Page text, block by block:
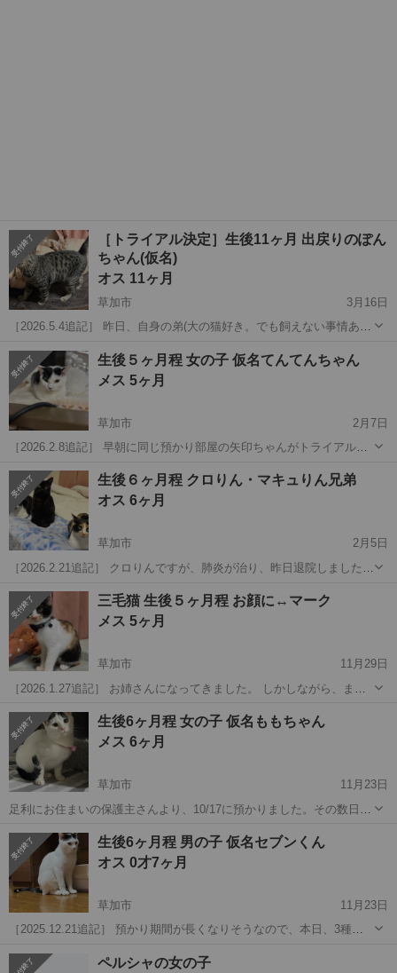
［トライアル決定］生後11ヶ月 出戻りのぽん
ちゃん(仮名)
オス 11ヶ月
草加市
3月16日
［2026.5.4追記］ 昨日、自身の弟(大の猫好き。でも飼えない事情あ
たが、ハーネスとリードをつけ、助手席の主人のひざに乗ったり、後
ろの座席に移動したりしなが...
埼玉 草加市 性格
生後５ヶ月程 女の子 仮名てんてんちゃん
メス 5ヶ月
草加市
2月7日
［2026.2.8追記］ 早朝に同じ預かり部屋の矢印ちゃんがトライアルに
に「てんてんちゃん、こっちにおいで」というと、「ん〜〜」と何度
でも返事をしてくれるようにな...
埼玉 草加市 猫 性格
生後６ヶ月程 クロりん・マキュりん兄弟
オス 6ヶ月
草加市
2月5日
［2026.2.21追記］ クロりんですが、肺炎が治り、昨日退院しました。
の上、応募をお願いします。 ［2026.2.16追記］ 発熱したクロりんを
連れて、通院...
埼玉 草加市 猫 兄弟
三毛猫 生後５ヶ月程 お顔に↔︎マーク
メス 5ヶ月
草加市
11月29日
［2026.1.27追記］ お姉さんになってきました。 しかしながら、まだ
ていますが、大きくなっている感はあまり無く、体重も1.6kgほどで
す。そんな細身の骨格か...
埼玉 草加市 ミルク
生後6ヶ月程 女の子 仮名ももちゃん
メス 6ヶ月
草加市
11月23日
足利にお住まいの保護主さんより、10/17に預かりました。その数日前
好きおじさんが数年に渡り、家の側で野良猫に餌をやり続け、増えに
増えたため近所からクレーム...
埼玉 草加市 性格
生後6ヶ月程 男の子 仮名セブンくん
オス 0才7ヶ月
草加市
11月23日
［2025.12.21追記］ 預かり期間が長くなりそうなので、本日、3種混
する予定です。預かり部屋で預かり猫たちの面倒を見てくれているム
埼玉 去勢手術
ペルシャの女の子